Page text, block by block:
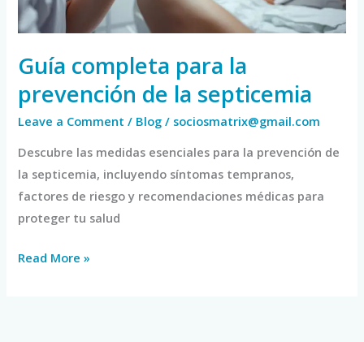
Guía completa para la
prevención de la septicemia
Leave a Comment / Blog / sociosmatrix@gmail.com
Descubre las medidas esenciales para la prevención de
la septicemia, incluyendo síntomas tempranos,
factores de riesgo y recomendaciones médicas para
proteger tu salud
septicemia
Read More »